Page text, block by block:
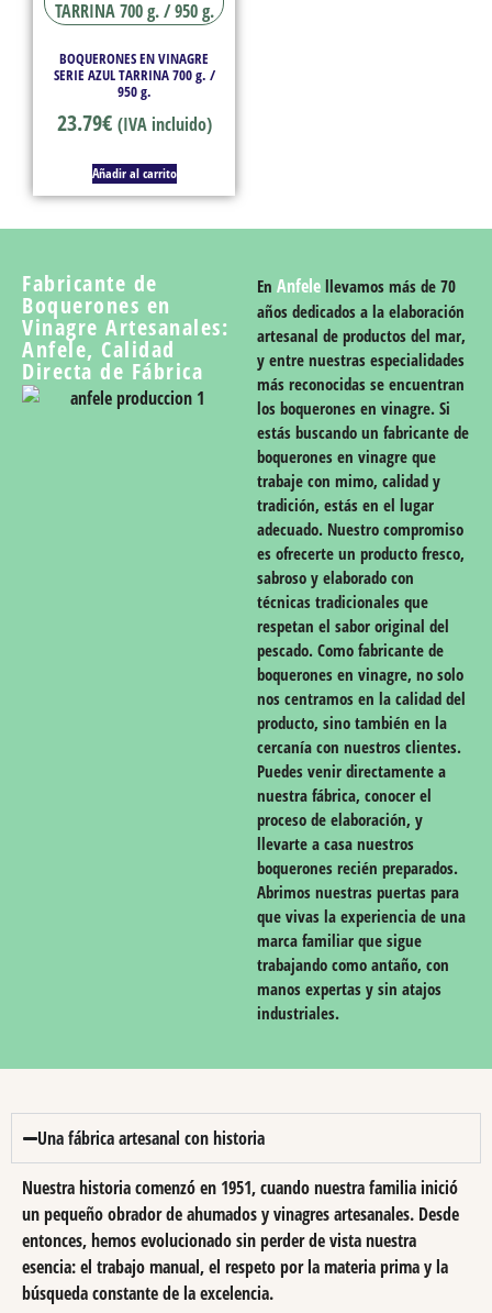
BOQUERONES EN VINAGRE
SERIE AZUL TARRINA 700 g. /
950 g.
23.79€ (IVA incluido)
Añadir al carrito
Fabricante de
Boquerones en
Vinagre Artesanales:
Anfele, Calidad
Directa de Fábrica
En Anfele llevamos más de 70
años dedicados a la elaboración
artesanal de productos del mar,
y entre nuestras especialidades
más reconocidas se encuentran
los boquerones en vinagre. Si
estás buscando un fabricante de
boquerones en vinagre que
trabaje con mimo, calidad y
tradición, estás en el lugar
adecuado. Nuestro compromiso
es ofrecerte un producto fresco,
sabroso y elaborado con
técnicas tradicionales que
respetan el sabor original del
pescado. Como fabricante de
boquerones en vinagre, no solo
nos centramos en la calidad del
producto, sino también en la
cercanía con nuestros clientes.
Puedes venir directamente a
nuestra fábrica, conocer el
proceso de elaboración, y
llevarte a casa nuestros
boquerones recién preparados.
Abrimos nuestras puertas para
que vivas la experiencia de una
marca familiar que sigue
trabajando como antaño, con
manos expertas y sin atajos
industriales.
Una fábrica artesanal con historia
Nuestra historia comenzó en 1951, cuando nuestra familia inició
un pequeño obrador de ahumados y vinagres artesanales. Desde
entonces, hemos evolucionado sin perder de vista nuestra
esencia: el trabajo manual, el respeto por la materia prima y la
búsqueda constante de la excelencia.